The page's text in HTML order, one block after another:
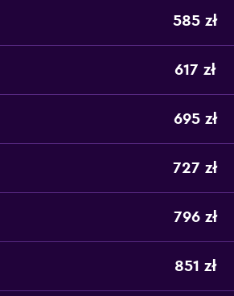
585 zł
617 zł
695 zł
727 zł
796 zł
851 zł